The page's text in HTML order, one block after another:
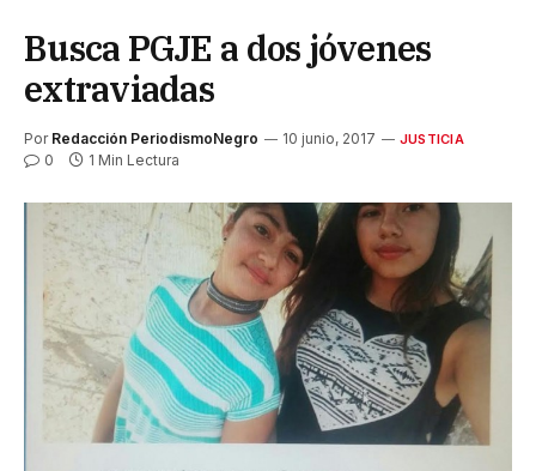
Busca PGJE a dos jóvenes
extraviadas
Por Redacción PeriodismoNegro 10 junio, 2017 JUSTICIA
0 1 Min Lectura